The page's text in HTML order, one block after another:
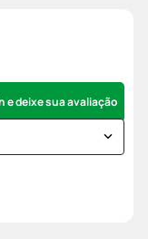
e deixe sua avaliação